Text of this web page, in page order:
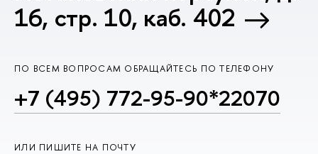
16, стр. 10, каб. 402
ПО ВСЕМ ВОПРОСАМ ОБРАЩАЙТЕСЬ ПО ТЕЛЕФОНУ
+7 (495) 772-95-90*22070
ИЛИ ПИШИТЕ НА ПОЧТУ